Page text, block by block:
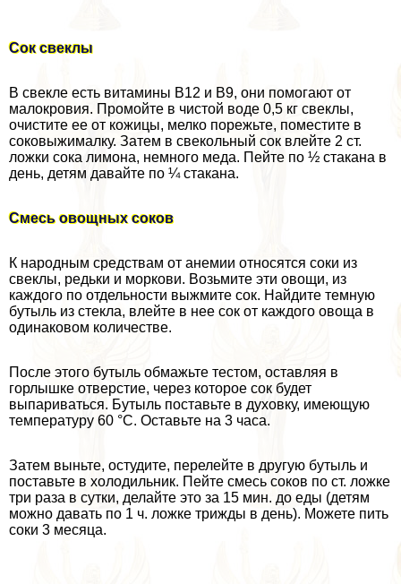
Сок свеклы
В свекле есть витамины В12 и B9, они помогают от
малокровия. Промойте в чистой воде 0,5 кг свеклы,
очистите ее от кожицы, мелко порежьте, поместите в
соковыжималку. Затем в свекольный сок влейте 2 ст.
ложки сока лимона, немного меда. Пейте по ½ стакана в
день, детям давайте по ¼ стакана.
Смесь овощных соков
К народным средствам от анемии относятся соки из
свеклы, редьки и моркови. Возьмите эти овощи, из
каждого по отдельности выжмите сок. Найдите темную
бутыль из стекла, влейте в нее сок от каждого овоща в
одинаковом количестве.
После этого бутыль обмажьте тестом, оставляя в
горлышке отверстие, через которое сок будет
выпариваться. Бутыль поставьте в духовку, имеющую
температуру 60 °C. Оставьте на 3 часа.
Затем выньте, остудите, перелейте в другую бутыль и
поставьте в холодильник. Пейте смесь соков по ст. ложке
три раза в сутки, делайте это за 15 мин. до еды (детям
можно давать по 1 ч. ложке трижды в день). Можете пить
соки 3 месяца.